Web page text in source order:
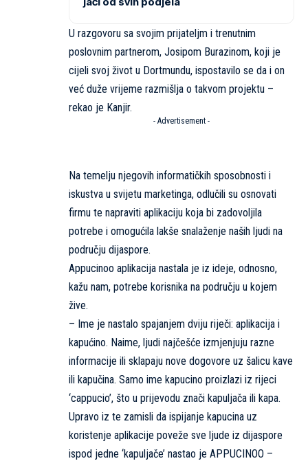
U razgovoru sa svojim prijateljm i trenutnim
poslovnim partnerom, Josipom Burazinom, koji je
cijeli svoj život u Dortmundu, ispostavilo se da i on
već duže vrijeme razmišlja o takvom projektu –
rekao je Kanjir.
- Advertisement -
Na temelju njegovih informatičkih sposobnosti i
iskustva u svijetu marketinga, odlučili su osnovati
firmu te napraviti aplikaciju koja bi zadovoljila
potrebe i omogućila lakše snalaženje naših ljudi na
području dijaspore.
Appucinoo aplikacija nastala je iz ideje, odnosno,
kažu nam, potrebe korisnika na području u kojem
žive.
– Ime je nastalo spajanjem dviju riječi: aplikacija i
kapućino. Naime, ljudi najčešće izmjenjuju razne
informacije ili sklapaju nove dogovore uz šalicu kave
ili kapučina. Samo ime kapucino proizlazi iz rijeci
‘cappucio’, što u prijevodu znači kapuljača ili kapa.
Upravo iz te zamisli da ispijanje kapucina uz
koristenje aplikacije poveže sve ljude iz dijaspore
ispod jedne ‘kapuljače’ nastao je APPUCINOO –